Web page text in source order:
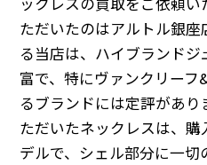
ただいたのはアルトル銀
る当店は、ハイブランド
富で、特にヴァンクリーフ
るブランドには定評があ
ただいたネックレスは、
デルで、シェル部分に一